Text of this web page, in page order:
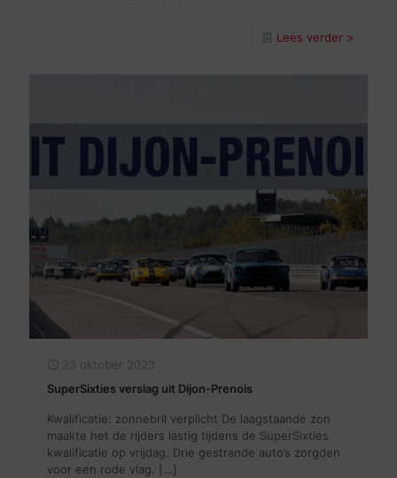
Lees verder >
23 oktober 2023
SuperSixties verslag uit Dijon-Prenois
Kwalificatie: zonnebril verplicht De laagstaande zon
maakte het de rijders lastig tijdens de SuperSixties
kwalificatie op vrijdag. Drie gestrande auto’s zorgden
voor een rode vlag.
[…]